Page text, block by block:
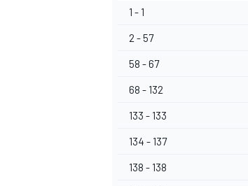
AUTRES CHAMPIONNATS
1 - 1
2 - 57
58 - 67
68 - 132
133 - 133
134 - 137
138 - 138